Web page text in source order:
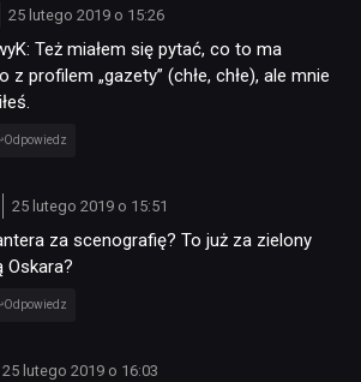
25 lutego 2019 o 15:26
Też miałem się pytać, co to ma
z profilem „gazety” (chłe, chłe), ale mnie
Odpowiedz
25 lutego 2019 o 15:51
za scenografię? To już za zielony
Oskara?
Odpowiedz
25 lutego 2019 o 16:03